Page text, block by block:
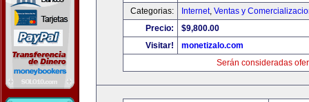
Categorias:
Internet, Ventas y
Precio:
$9,800.00
Visitar!
monetizalo.com
Serán consideradas